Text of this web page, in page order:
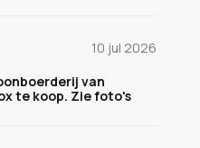
10 jul 2026
van
te koop. Zie foto's